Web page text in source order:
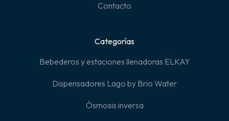
Contacto
Categorías
Bebederos y estaciones llenadoras ELKAY
Dispensadores Lago by Brio Water
Ósmosis inversa